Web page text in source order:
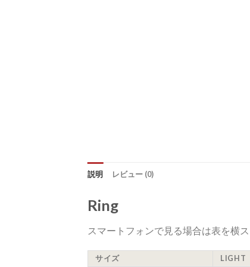
説明 レビュー (0)
Ring
スマートフォンで見る場合は表を横
サイズ LIGHT